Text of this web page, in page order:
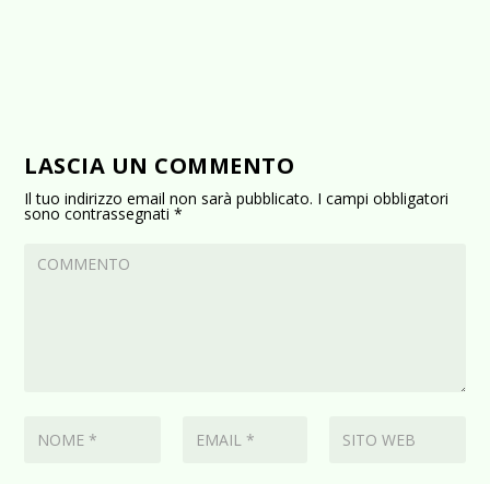
LASCIA UN COMMENTO
Il tuo indirizzo email non sarà pubblicato. I campi obbligatori
sono contrassegnati*